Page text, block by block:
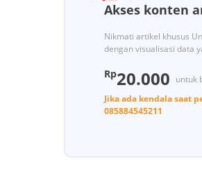
Akses konten
Nikmati artikel khusus
dengan visualisasi data
Rp20.000 untuk
Jika ada kendala saat
085884545211